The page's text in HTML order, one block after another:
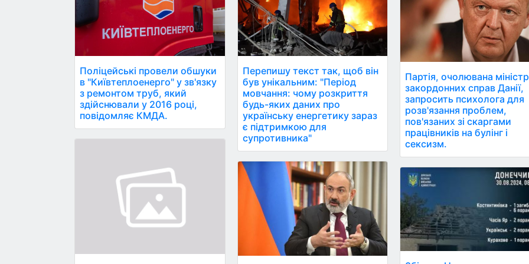
Поліцейські провели обшуки
в "Київтеплоенерго" у зв'язку
з ремонтом труб, який
здійснювали у 2016 році,
повідомляє КМДА.
Перепишу текст так, щоб він
був унікальним: "Період
мовчання: чому розкриття
будь-яких даних про
українську енергетику зараз
є підтримкою для
супротивника"
Партія, очолювана
закордонних справ Данії,
запросить психолога для
розв'язання проблем,
пов'язаних зі скаргами
працівників на булінг і
сексизм.